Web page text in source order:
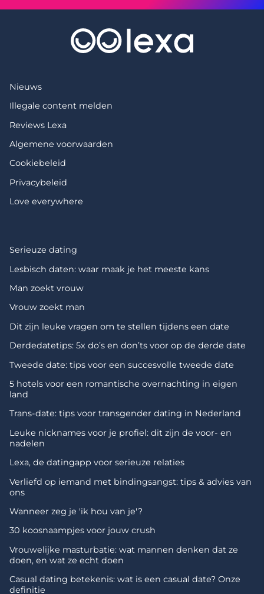
Nieuws
Illegale content melden
Reviews Lexa
Algemene voorwaarden
Cookiebeleid
Privacybeleid
Love everywhere
Serieuze dating
Lesbisch daten: waar maak je het meeste kans
Man zoekt vrouw
Vrouw zoekt man
Dit zijn leuke vragen om te stellen tijdens een date
Derdedatetips: 5x do’s en don’ts voor op de derde date
Tweede date: tips voor een succesvolle tweede date
5 hotels voor een romantische overnachting in eigen
land
Trans-date: tips voor transgender dating in Nederland
Leuke nicknames voor je profiel: dit zijn de voor- en
nadelen
Lexa, de datingapp voor serieuze relaties
Verliefd op iemand met bindingsangst: tips & advies van
ons
Wanneer zeg je 'ik hou van je'?
30 koosnaampjes voor jouw crush
Vrouwelijke masturbatie: wat mannen denken dat ze
doen, en wat ze echt doen
Casual dating betekenis: wat is een casual date? Onze
definitie